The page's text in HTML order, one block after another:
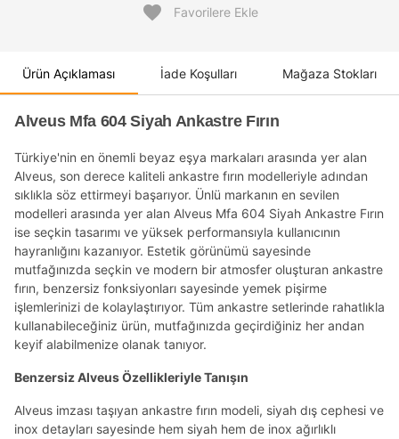
favorite Favorilere Ekle
Ürün Açıklaması İade Koşulları Mağaza Stokları
Alveus Mfa 604 Siyah Ankastre Fırın
Türkiye'nin en önemli beyaz eşya markaları arasında yer alan
Alveus, son derece kaliteli ankastre fırın modelleriyle adından
sıklıkla söz ettirmeyi başarıyor. Ünlü markanın en sevilen
modelleri arasında yer alan Alveus Mfa 604 Siyah Ankastre Fırın
ise seçkin tasarımı ve yüksek performansıyla kullanıcının
hayranlığını kazanıyor. Estetik görünümü sayesinde
mutfağınızda seçkin ve modern bir atmosfer oluşturan ankastre
fırın, benzersiz fonksiyonları sayesinde yemek pişirme
işlemlerinizi de kolaylaştırıyor. Tüm ankastre setlerinde rahatlıkla
kullanabileceğiniz ürün, mutfağınızda geçirdiğiniz her andan
keyif alabilmenize olanak tanıyor.
Benzersiz Alveus Özellikleriyle Tanışın
Alveus imzası taşıyan ankastre fırın modeli, siyah dış cephesi ve
inox detayları sayesinde hem siyah hem de inox ağırlıklı